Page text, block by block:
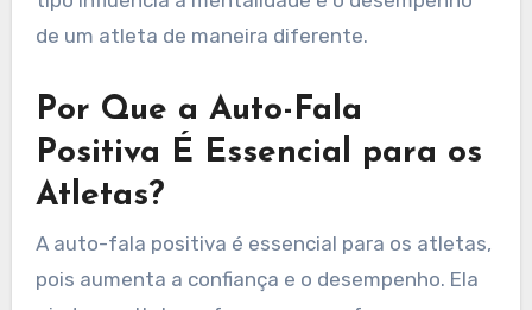
de um atleta de maneira diferente.
Por Que a Auto-Fala
Positiva É Essencial para os
Atletas?
A auto-fala positiva é essencial para os atletas,
pois aumenta a confiança e o desempenho. Ela